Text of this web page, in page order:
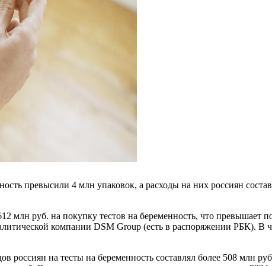
превысили 4 млн упаковок, а расходы на них россиян
млн руб. на покупку тестов на беременность, что превышает
компании DSM Group (есть в распоряжении РБК).
россиян на тесты на беременность составлял более 508 млн